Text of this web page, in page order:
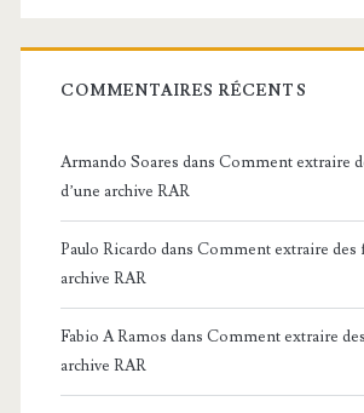
COMMENTAIRES RÉCENTS
Armando Soares dans Comment extraire
d’une archive RAR
Paulo Ricardo dans Comment extraire des
archive RAR
Fabio A Ramos dans Comment extraire
archive RAR